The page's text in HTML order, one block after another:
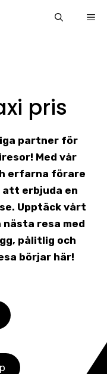
pris
partner för
Med vår
erfarna förare
erbjuda en
Upptäck vårt
resa med
pålitlig och
börjar här!